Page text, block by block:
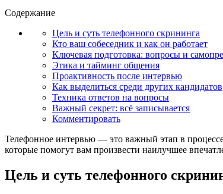
Содержание
Цель и суть телефонного скрининга
Кто ваш собеседник и как он работает
Ключевая подготовка: вопросы и
Этика и тайминг общения
Проактивность после интервью
Как выделиться среди других кандидатов
Техника ответов на вопросы
Важный секрет: всё записывается
Комментировать
Телефонное интервью — это важный этап в
которые помогут вам произвести наилучшее
Цель и суть телефонного